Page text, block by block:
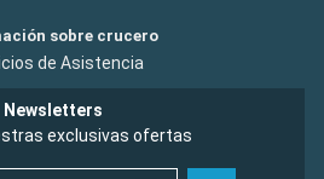
sobre crucero
de Asistencia
Newsletters
exclusivas ofertas